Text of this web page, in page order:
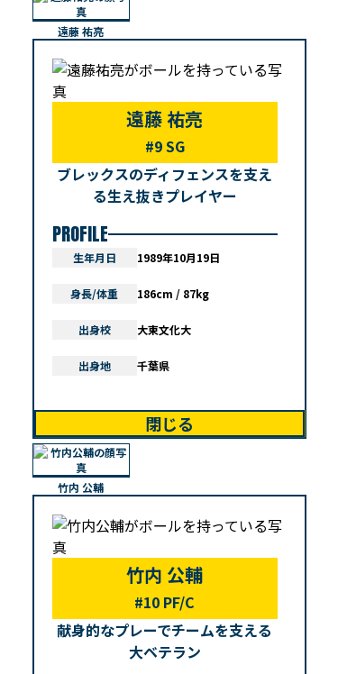
遠藤 祐亮
遠藤 祐亮
#9 SG
ブレックスのディフェンスを支え
る生え抜きプレイヤー
PROFILE
生年月日 1989年10月19日
身長/体重 186cm / 87kg
出身校 大東文化大
出身地 千葉県
閉じる
竹内 公輔
竹内 公輔
#10 PF/C
献身的なプレーでチームを支える
大ベテラン